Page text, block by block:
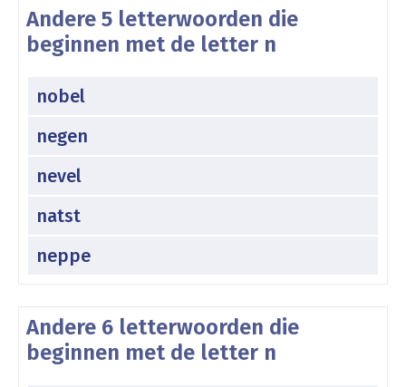
Andere 5 letterwoorden die
beginnen met de letter n
nobel
negen
nevel
natst
neppe
Andere 6 letterwoorden die
beginnen met de letter n